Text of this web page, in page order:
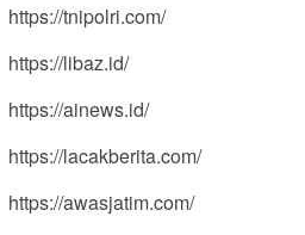
https://tnipolri.com/
https://libaz.id/
https://ainews.id/
https://lacakberita.com/
https://awasjatim.com/